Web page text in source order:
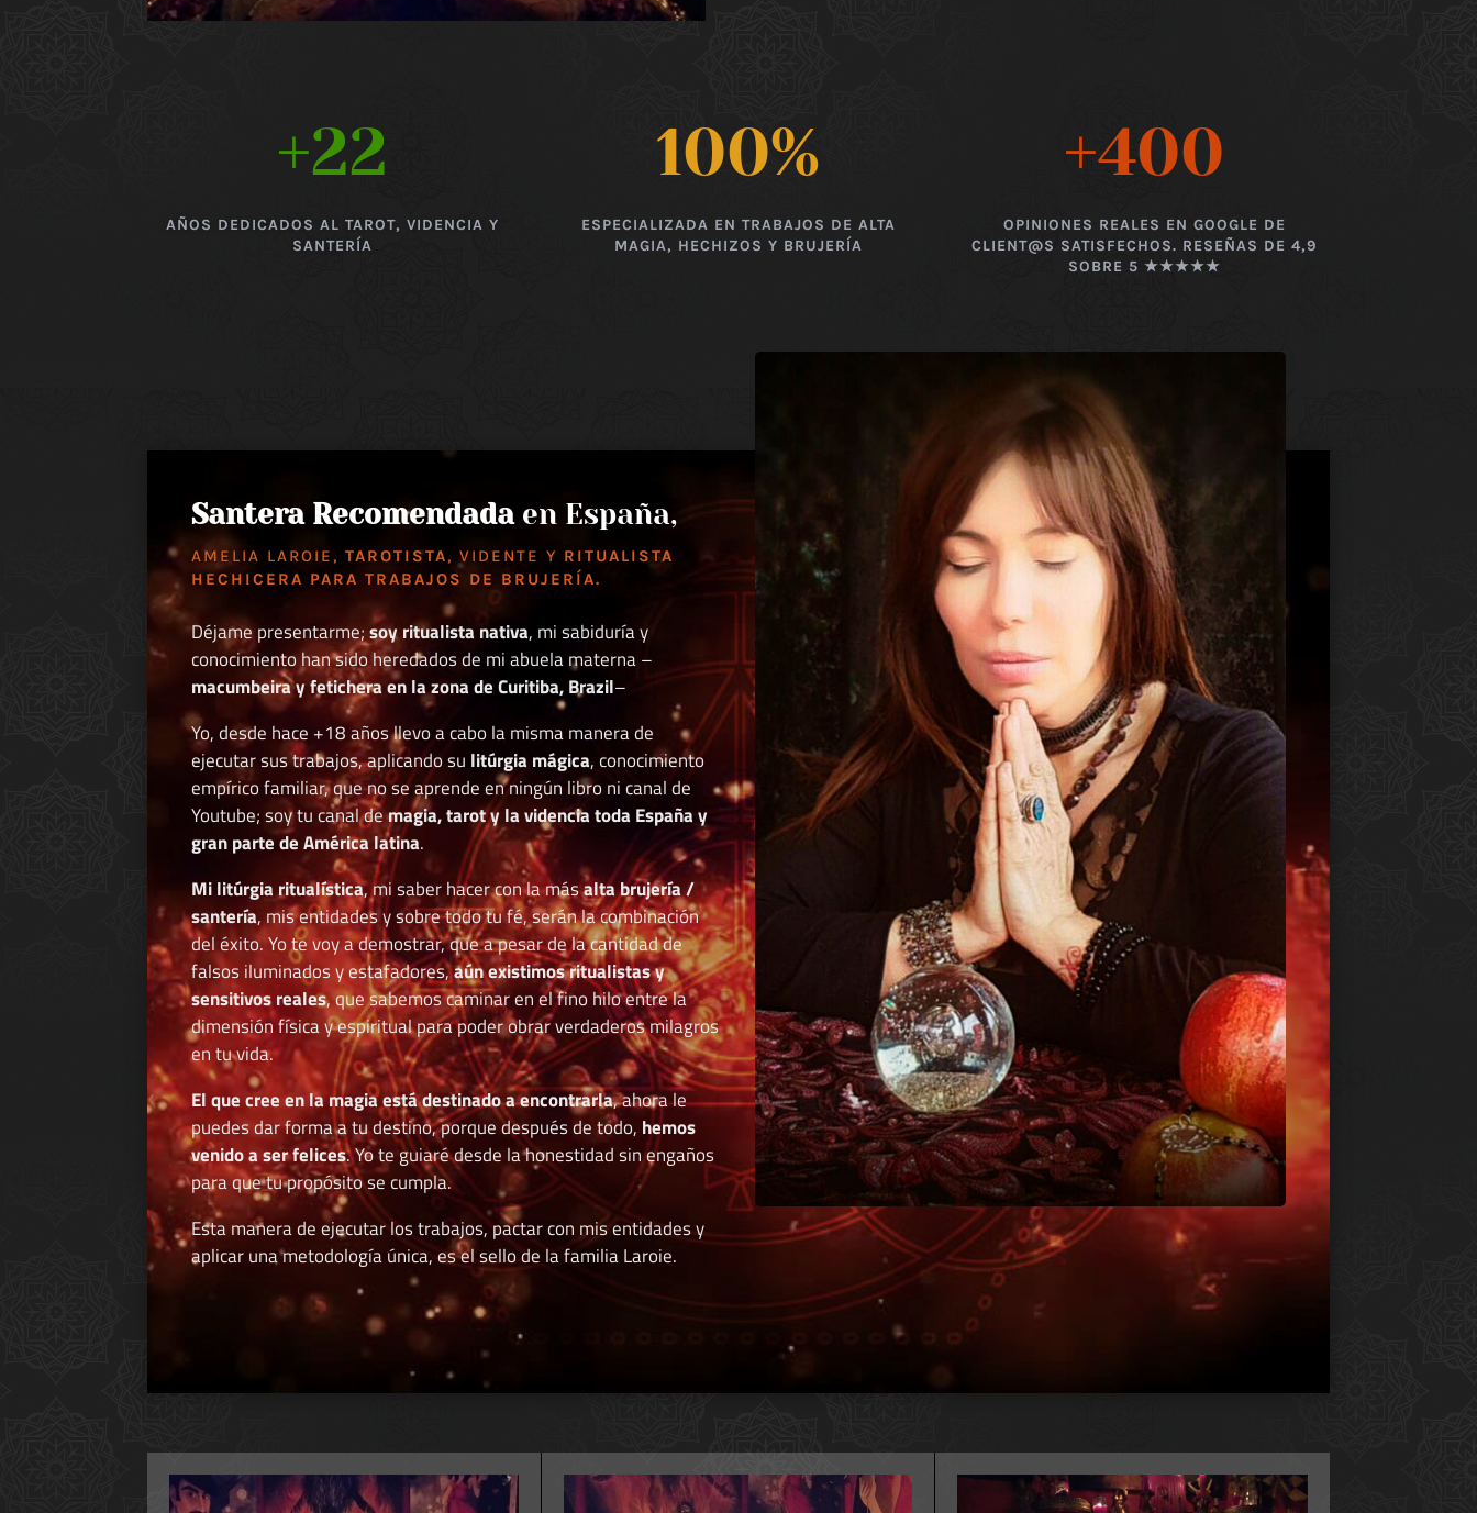
+22
AÑOS DEDICADOS AL TAROT, VIDENCIA Y
SANTERÍA
100%
ESPECIALIZADA EN TRABAJOS DE ALTA
MAGIA, HECHIZOS Y BRUJERÍA
+400
OPINIONES REALES EN GOOGLE DE
CLIENT@S SATISFECHOS. RESEÑAS DE 4,9
SOBRE 5 ★★★★★
Santera Recomendadaen España,
AMELIA LAROIE,TAROTISTA, VIDENTE Y RITUALISTA
HECHICERA PARA TRABAJOS DE BRUJERÍA.
Déjame presentarme;soy ritualista nativa, mi sabiduría y
conocimiento han sido heredados de mi abuela materna –
macumbeira y fetichera en la zona de Curitiba, Brazil–
Yo, desde hace +18 años llevo a cabo la misma manera de
ejecutar sus trabajos, aplicando su litúrgia mágica, conocimiento
empírico familiar, que no se aprende en ningún libro ni canal de
Youtube; soy tu canal demagia, tarot y la videncia toda España y
gran parte de América latina.
Mi litúrgia ritualística, mi saber hacer con la másalta brujería /
santería, mis entidades y sobre todo tu fé, serán la combinación
del éxito. Yo te voy a demostrar, que a pesar de la cantidad de
falsos iluminados y estafadores,aún existimos ritualistas y
sensitivos reales, que sabemos caminar en el fino hilo entre la
dimensión física y espiritual para poder obrar verdaderos milagros
en tu vida.
El que cree en la magia está destinado a encontrarla, ahora le
puedes dar forma a tu destino, porque después de todo, hemos
venido a ser felices. Yo te guiaré desde la honestidad sin engaños
para que tu propósito se cumpla.
Esta manera de ejecutar los trabajos, pactar con mis entidades y
aplicar una metodología única, es el sello de la familia Laroie.